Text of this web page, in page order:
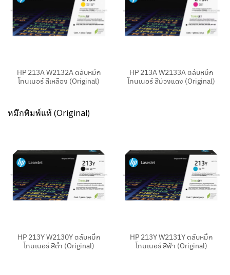
HP 213A W2132A ตลับหมึก
โทนเนอร์ สีเหลือง (Original)
HP 213A W2133A ตลับหมึก
โทนเนอร์ สีม่วงแดง (Original)
หมึกพิมพ์แท้ (Original)
HP 213Y W2130Y ตลับหมึก
โทนเนอร์ สีดำ (Original)
HP 213Y W2131Y ตลับหมึก
โทนเนอร์ สีฟ้า (Original)